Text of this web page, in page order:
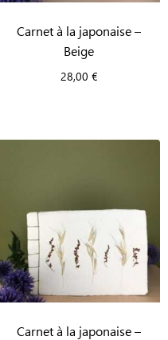
Carnet à la japonaise –
Beige
28,00 €
Carnet à la japonaise –